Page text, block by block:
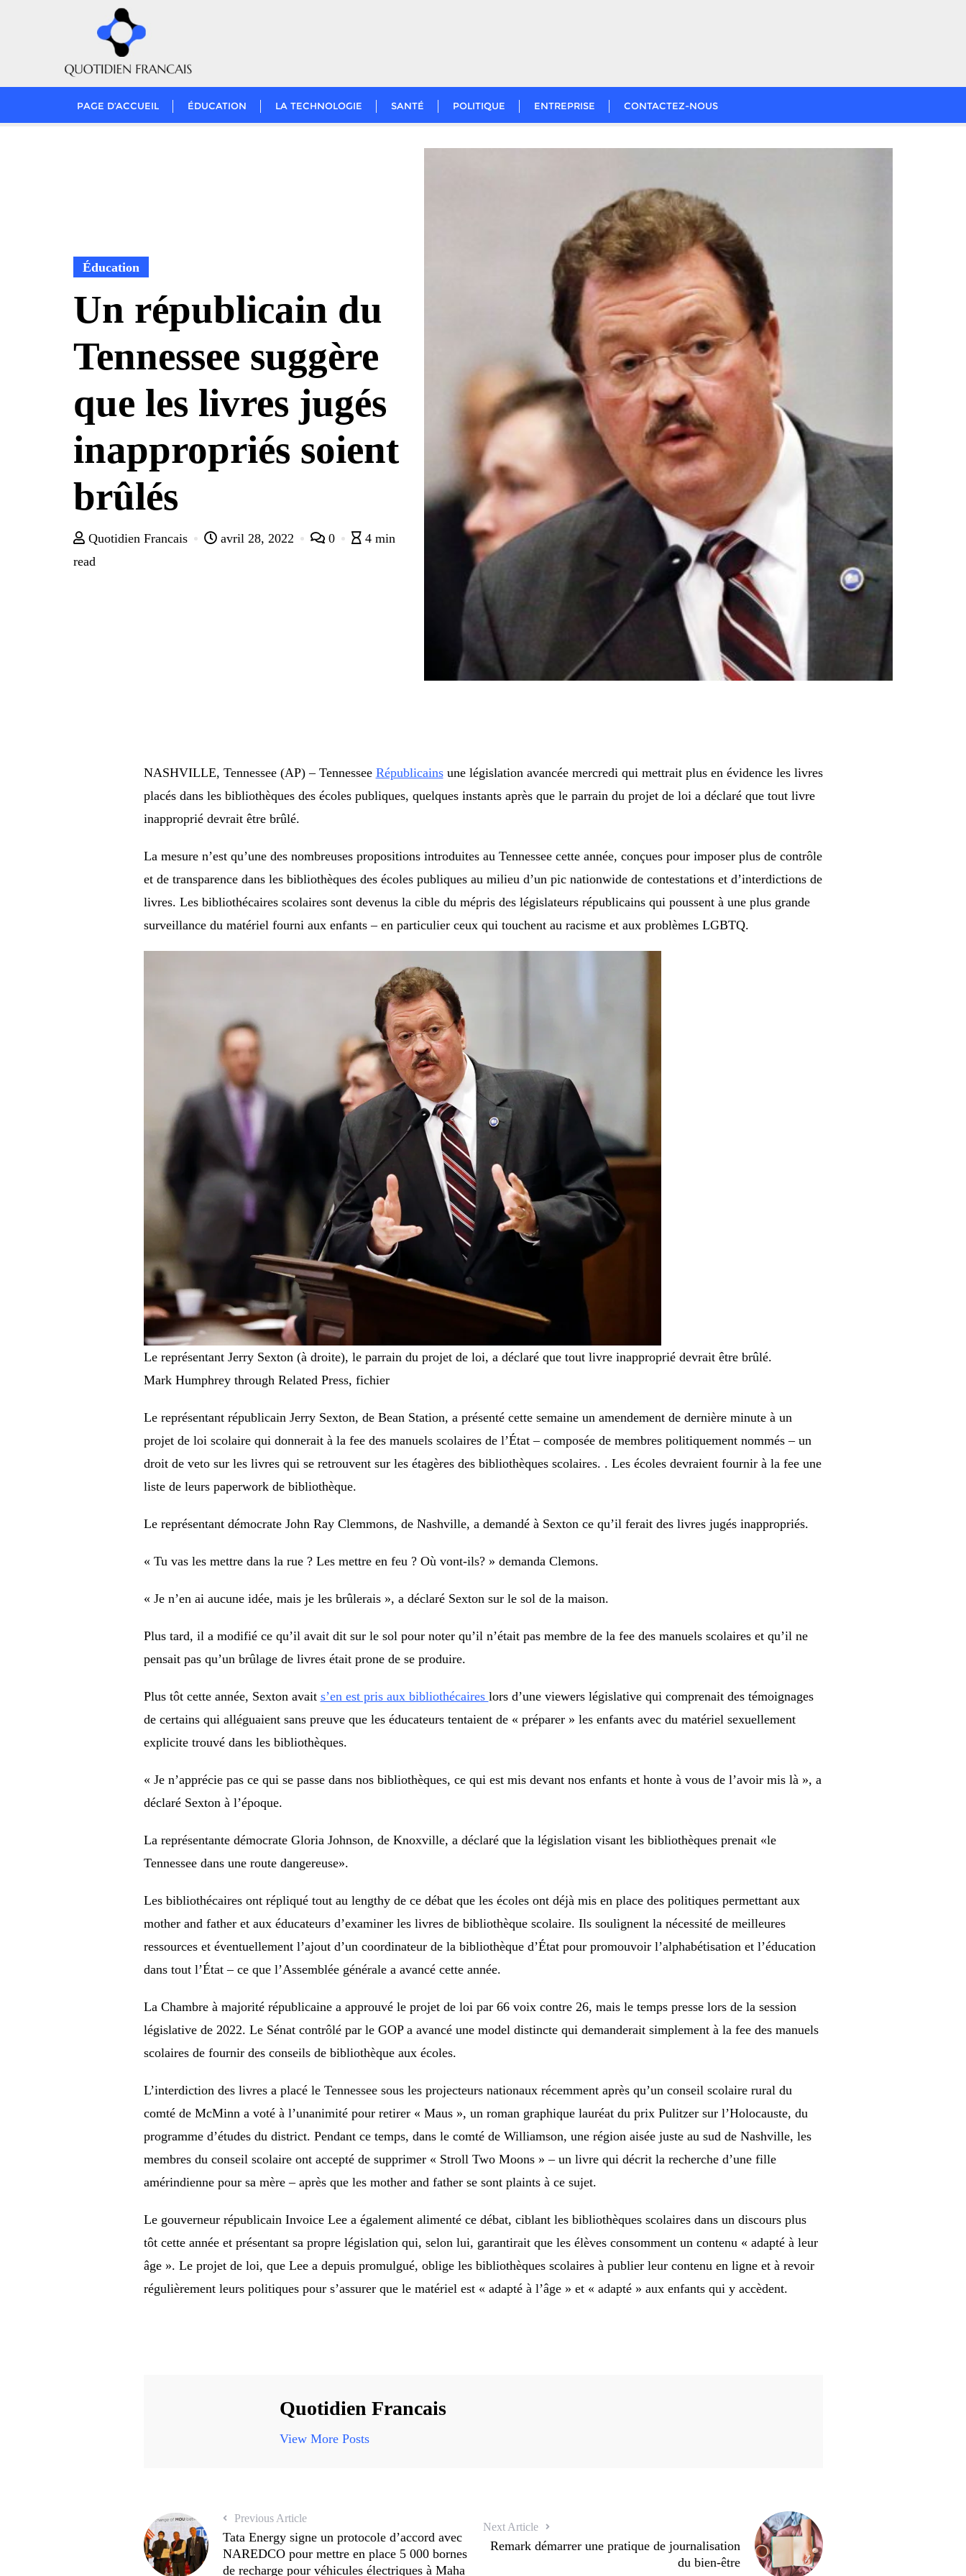
PAGE D’ACCUEIL ÉDUCATION LA TECHNOLOGIE SANTÉ POLITIQUE ENTREPRISE CONTACTEZ-NOUS
Éducation
Un républicain du
Tennessee suggère
que les livres jugés
inappropriés soient
brûlés
Quotidien Francais avril 28, 2022 0
4 min
read
NASHVILLE, Tennessee (AP) – Tennessee Républicainsune législation avancée mercredi qui mettrait plus en évidence les livres
placés dans les bibliothèques des écoles publiques, quelques instants après que le parrain du projet de loi a déclaré que tout livre
inapproprié devrait être brûlé.
La mesure n’est qu’une des nombreuses propositions introduites au Tennessee cette année, conçues pour imposer plus de contrôle
et de transparence dans les bibliothèques des écoles publiques au milieu d’un pic nationwide de contestations et d’interdictions de
livres. Les bibliothécaires scolaires sont devenus la cible du mépris des législateurs républicains qui poussent à une plus grande
surveillance du matériel fourni aux enfants – en particulier ceux qui touchent au racisme et aux problèmes LGBTQ.
Le représentant Jerry Sexton (à droite), le parrain du projet de loi, a déclaré que tout livre inapproprié devrait être brûlé.
Mark Humphrey through Related Press, fichier
Le représentant républicain Jerry Sexton, de Bean Station, a présenté cette semaine un amendement de dernière minute à un
projet de loi scolaire qui donnerait à la fee des manuels scolaires de l’État – composée de membres politiquement nommés – un
droit de veto sur les livres qui se retrouvent sur les étagères des bibliothèques scolaires. . Les écoles devraient fournir à la fee une
liste de leurs paperwork de bibliothèque.
Le représentant démocrate John Ray Clemmons, de Nashville, a demandé à Sexton ce qu’il ferait des livres jugés inappropriés.
« Tu vas les mettre dans la rue ? Les mettre en feu ? Où vont-ils? » demanda Clemons.
« Je n’en ai aucune idée, mais je les brûlerais », a déclaré Sexton sur le sol de la maison.
Plus tard, il a modifié ce qu’il avait dit sur le sol pour noter qu’il n’était pas membre de la fee des manuels scolaires et qu’il ne
pensait pas qu’un brûlage de livres était prone de se produire.
Plus tôt cette année, Sexton avait s’en est pris aux bibliothécaires lors d’une viewers législative qui comprenait des témoignages
de certains qui alléguaient sans preuve que les éducateurs tentaient de « préparer » les enfants avec du matériel sexuellement
explicite trouvé dans les bibliothèques.
« Je n’apprécie pas ce qui se passe dans nos bibliothèques, ce qui est mis devant nos enfants et honte à vous de l’avoir mis là », a
déclaré Sexton à l’époque.
La représentante démocrate Gloria Johnson, de Knoxville, a déclaré que la législation visant les bibliothèques prenait «le
Tennessee dans une route dangereuse».
Les bibliothécaires ont répliqué tout au lengthy de ce débat que les écoles ont déjà mis en place des politiques permettant aux
mother and father et aux éducateurs d’examiner les livres de bibliothèque scolaire. Ils soulignent la nécessité de meilleures
ressources et éventuellement l’ajout d’un coordinateur de la bibliothèque d’État pour promouvoir l’alphabétisation et l’éducation
dans tout l’État – ce que l’Assemblée générale a avancé cette année.
La Chambre à majorité républicaine a approuvé le projet de loi par 66 voix contre 26, mais le temps presse lors de la session
législative de 2022. Le Sénat contrôlé par le GOP a avancé une model distincte qui demanderait simplement à la fee des manuels
scolaires de fournir des conseils de bibliothèque aux écoles.
L’interdiction des livres a placé le Tennessee sous les projecteurs nationaux récemment après qu’un conseil scolaire rural du
comté de McMinn a voté à l’unanimité pour retirer « Maus », un roman graphique lauréat du prix Pulitzer sur l’Holocauste, du
programme d’études du district. Pendant ce temps, dans le comté de Williamson, une région aisée juste au sud de Nashville, les
membres du conseil scolaire ont accepté de supprimer « Stroll Two Moons » – un livre qui décrit la recherche d’une fille
amérindienne pour sa mère – après que les mother and father se sont plaints à ce sujet.
Le gouverneur républicain Invoice Lee a également alimenté ce débat, ciblant les bibliothèques scolaires dans un discours plus
tôt cette année et présentant sa propre législation qui, selon lui, garantirait que les élèves consomment un contenu « adapté à leur
âge ». Le projet de loi, que Lee a depuis promulgué, oblige les bibliothèques scolaires à publier leur contenu en ligne et à revoir
régulièrement leurs politiques pour s’assurer que le matériel est « adapté à l’âge » et « adapté » aux enfants qui y accèdent.
Quotidien Francais
View More Posts
Previous Article
Tata Energy signe un protocole d’accord avec
NAREDCO pour mettre en place 5 000 bornes
de recharge pour véhicules électriques à Maha
Next Article
Remark démarrer une pratique de journalisation
du bien-être